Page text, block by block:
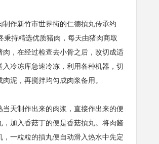
制作新竹市世界街的仁德摃丸传承约
秉持精选优质猪肉，每天由猪肉商取
肉，在经过检查去小骨之后，改切成适
入冷冻库急速冷冻，利用各种机器，切
泥，再搅拌均匀成肉浆备用。
当天制作出来的肉浆，直接作出来的便
，加入香菇丁的便是香菇摃丸。将肉酱
，一粒粒的摃丸便自动滑入热水中先定